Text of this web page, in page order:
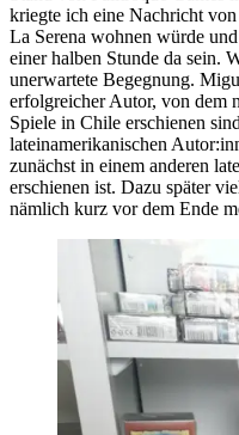
kriegte ich eine Nachricht
La Serena wohnen würde
einer halben Stunde da sein.
unerwartete Begegnung.
erfolgreicher Autor, von dem
Spiele in Chile erschienen
lateinamerikanischen
zunächst in einem anderen
erschienen ist. Dazu später
nämlich kurz vor dem Ende